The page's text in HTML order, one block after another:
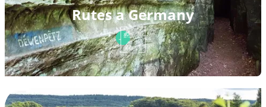
Rutes a Germany